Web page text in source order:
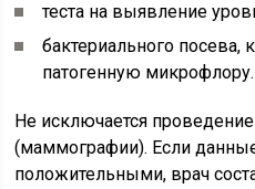
теста на выявление
бактериального
патогенную микрофлору.
Не исключается
(маммографии). Если
положительными, врач